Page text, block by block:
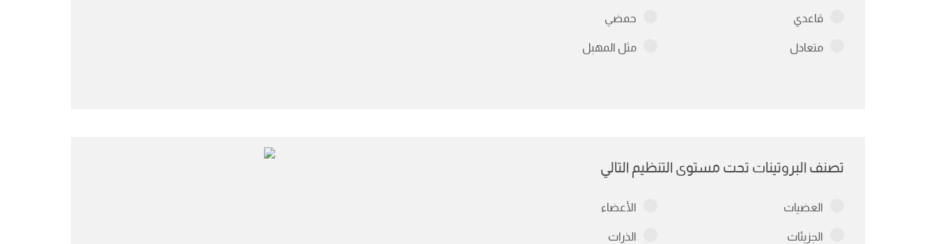
قاعدي حمضي
متعادل مثل المهبل
تصنف البروتينات تحت مستوى التنظيم التالي
العضيات الأعضاء
الجزيئات الذرات